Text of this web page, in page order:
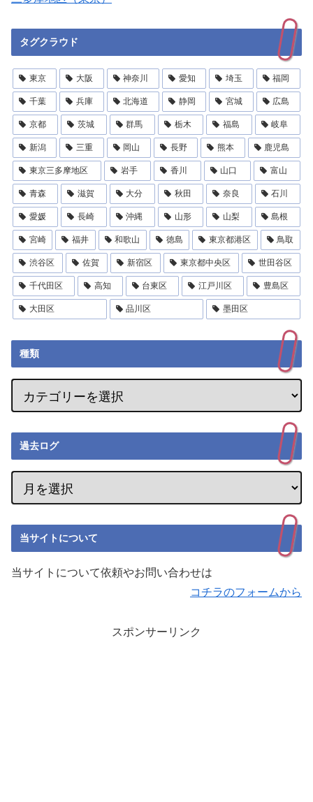
タグクラウド
東京 大阪 神奈川 愛知 埼玉 福岡
千葉 兵庫 北海道 静岡 宮城 広島
京都 茨城 群馬 栃木 福島 岐阜
新潟 三重 岡山 長野 熊本 鹿児島
東京三多摩地区 岩手 香川 山口 富山
青森 滋賀 大分 秋田 奈良 石川
愛媛 長崎 沖縄 山形 山梨 島根
宮崎 福井 和歌山 徳島 東京都港区 鳥取
渋谷区 佐賀 新宿区 東京都中央区 世田谷区
千代田区 高知 台東区 江戸川区 豊島区
大田区 品川区 墨田区
種類
過去ログ
当サイトについて
当サイトについて依頼やお問い合わせは
コチラのフォームから
スポンサーリンク